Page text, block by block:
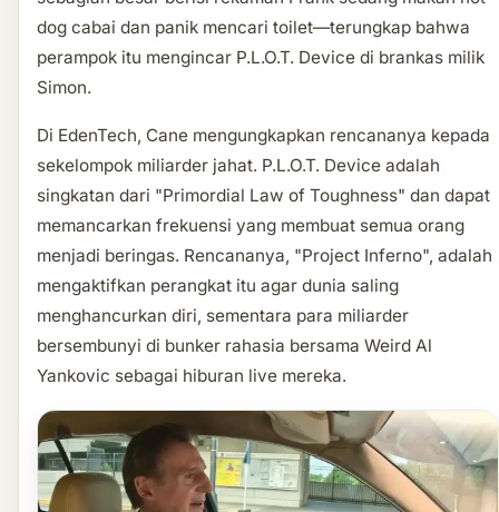
dog cabai dan panik mencari toilet—terungkap bahwa
perampok itu mengincar P.L.O.T. Device di brankas milik
Simon.
Di EdenTech, Cane mengungkapkan rencananya kepada
sekelompok miliarder jahat. P.L.O.T. Device adalah
singkatan dari "Primordial Law of Toughness" dan dapat
memancarkan frekuensi yang membuat semua orang
menjadi beringas. Rencananya, "Project Inferno", adalah
mengaktifkan perangkat itu agar dunia saling
menghancurkan diri, sementara para miliarder
bersembunyi di bunker rahasia bersama Weird Al
Yankovic sebagai hiburan live mereka.